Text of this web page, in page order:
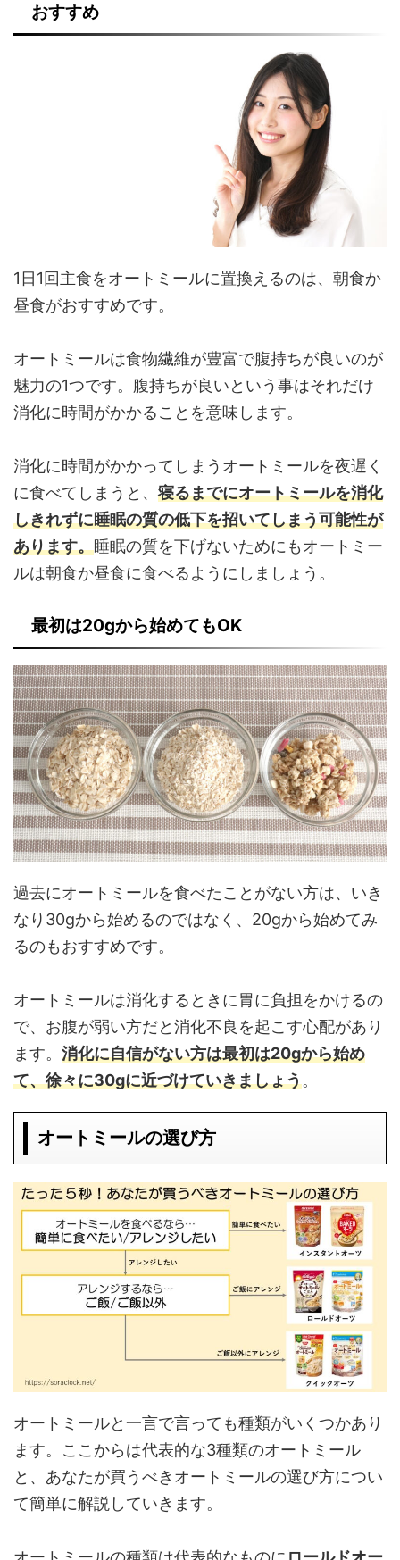
おすすめ
1日1回主食をオートミールに置換えるのは、朝食か
昼食がおすすめです。
オートミールは食物繊維が豊富で腹持ちが良いのが
魅力の1つです。腹持ちが良いという事はそれだけ
消化に時間がかかることを意味します。
消化に時間がかかってしまうオートミールを夜遅く
に食べてしまうと、寝るまでにオートミールを消化
しきれずに睡眠の質の低下を招いてしまう可能性が
あります。睡眠の質を下げないためにもオートミー
ルは朝食か昼食に食べるようにしましょう。
最初は20gから始めてもOK
過去にオートミールを食べたことがない方は、いき
なり30gから始めるのではなく、20gから始めてみ
るのもおすすめです。
オートミールは消化するときに胃に負担をかけるの
で、お腹が弱い方だと消化不良を起こす心配があり
ます。 消化に自信がない方は最初は20gから始め
て、徐々に30gに近づけていきましょう。
オートミールの選び方
オートミールと一言で言っても種類がいくつかあり
ます。ここからは代表的な3種類のオートミール
と、あなたが買うべきオートミールの選び方につい
て簡単に解説していきます。